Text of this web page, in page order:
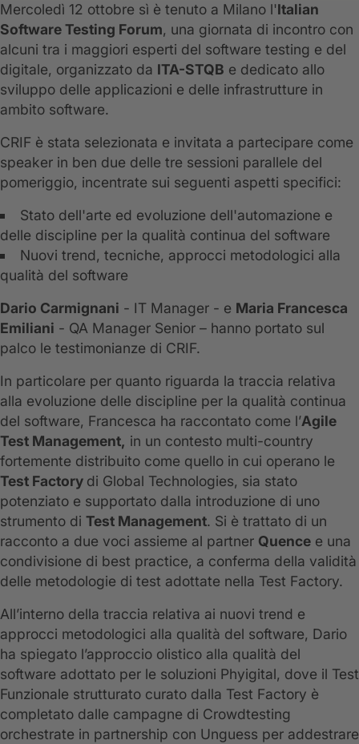
Mercoledì 12 ottobre sì è tenuto a Milano l'Italian
Software Testing Forum, una giornata di incontro con
alcuni tra i maggiori esperti del software testing e del
digitale, organizzato da ITA-STQB e dedicato allo
sviluppo delle applicazioni e delle infrastrutture in
ambito software.
CRIF è stata selezionata e invitata a partecipare come
speaker in ben due delle tre sessioni parallele del
pomeriggio, incentrate sui seguenti aspetti specifici:
Stato dell'arte ed evoluzione dell'automazione e
delle discipline per la qualità continua del software
Nuovi trend, tecniche, approcci metodologici alla
qualità del software
Dario Carmignani - IT Manager - e Maria Francesca
Emiliani - QA Manager Senior – hanno portato sul
palco le testimonianze di CRIF.
In particolare per quanto riguarda la traccia relativa
alla evoluzione delle discipline per la qualità continua
del software, Francesca ha raccontato come l’Agile
Test Management, in un contesto multi-country
fortemente distribuito come quello in cui operano le
Test Factory di Global Technologies, sia stato
potenziato e supportato dalla introduzione di uno
strumento di Test Management. Si è trattato di un
racconto a due voci assieme al partner Quence e una
condivisione di best practice, a conferma della validità
delle metodologie di test adottate nella Test Factory.
All’interno della traccia relativa ai nuovi trend e
approcci metodologici alla qualità del software, Dario
ha spiegato l’approccio olistico alla qualità del
software adottato per le soluzioni Phyigital, dove il Test
Funzionale strutturato curato dalla Test Factory è
completato dalle campagne di Crowdtesting
orchestrate in partnership con Unguess per addestrare